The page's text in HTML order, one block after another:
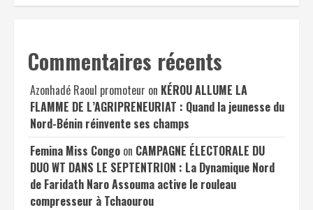
Commentaires récents
Azonhadé Raoul promoteur on KÉROU ALLUME LA
FLAMME DE L’AGRIPRENEURIAT : Quand la jeunesse du
Nord-Bénin réinvente ses champs
Femina Miss Congo on CAMPAGNE ÉLECTORALE DU
DUO WT DANS LE SEPTENTRION : La Dynamique Nord
de Faridath Naro Assouma active le rouleau
compresseur à Tchaourou